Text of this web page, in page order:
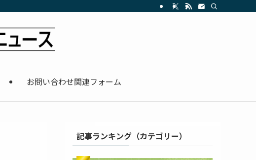
お問い合わせ関連フォーム
記事ランキング（カテゴリー）